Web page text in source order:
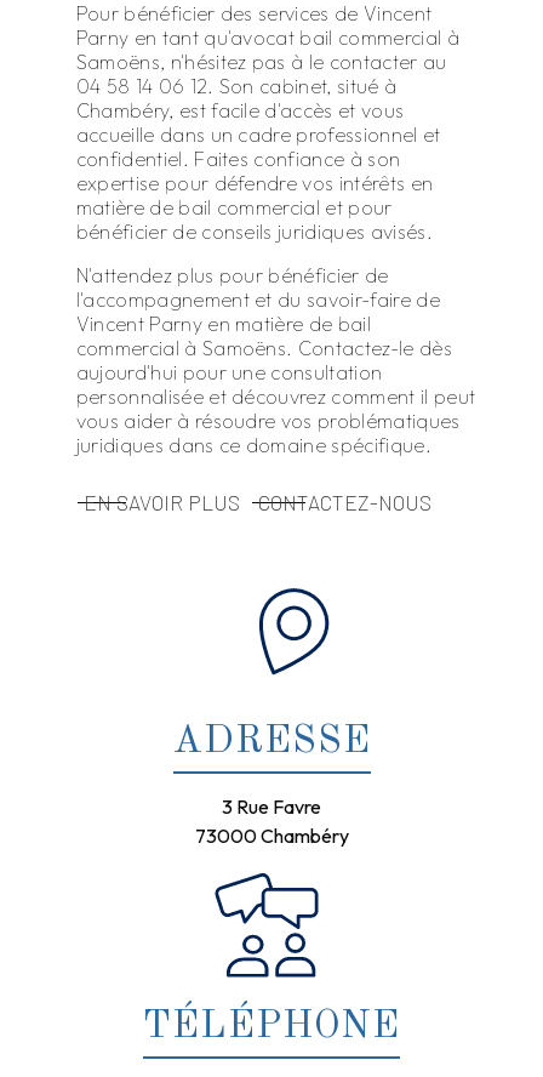
Pour bénéficier des services de Vincent
Parny en tant qu'avocat bail commercial à
Samoëns, n'hésitez pas à le contacter au
04 58 14 06 12. Son cabinet, situé à
Chambéry, est facile d'accès et vous
accueille dans un cadre professionnel et
confidentiel. Faites confiance à son
expertise pour défendre vos intérêts en
matière de bail commercial et pour
bénéficier de conseils juridiques avisés.
N'attendez plus pour bénéficier de
l'accompagnement et du savoir-faire de
Vincent Parny en matière de bail
commercial à Samoëns. Contactez-le dès
aujourd'hui pour une consultation
personnalisée et découvrez comment il peut
vous aider à résoudre vos problématiques
juridiques dans ce domaine spécifique.
EN SAVOIR PLUS CONTACTEZ-NOUS
ADRESSE
3 Rue Favre
73000 Chambéry
TÉLÉPHONE